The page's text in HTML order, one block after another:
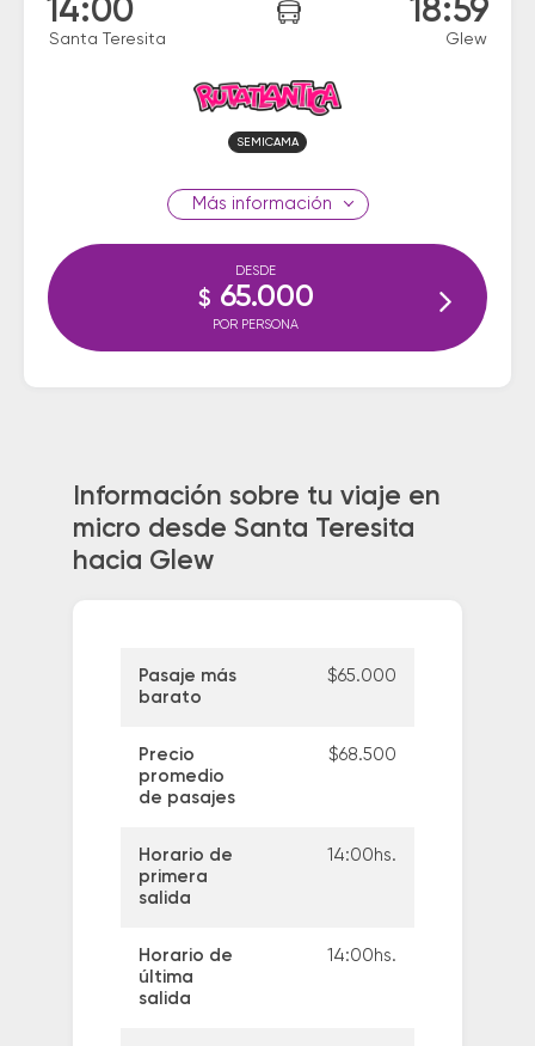
14:00
Santa Teresita
18:59
Glew
SEMICAMA
información
DESDE
$ 65.000
POR PERSONA
Información sobre tu viaje en
micro desde Santa Teresita
hacia Glew
Pasaje más
barato
$65.000
Precio
promedio
de pasajes
$68.500
Horario de
primera
salida
14:00hs.
Horario de
última
salida
14:00hs.